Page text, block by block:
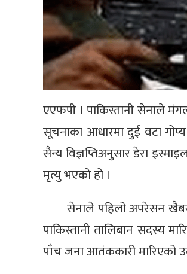
एएफपी । पाकिस्तानी सेनाले
सूचनाका आधारमा दुई वटा
सैन्य विज्ञप्तिअनुसार डेरा
मृत्यु भएको हो ।
सेनाले पहिलो अपरेसन खैबर
पाकिस्तानी तालिबान सदस्य
पाँच जना आतंककारी मारिएको